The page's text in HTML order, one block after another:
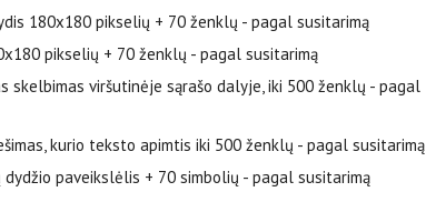
180x180 pikselių + 70 ženklų - pagal susitarimą
pikselių + 70 ženklų - pagal susitarimą
skelbimas viršutinėje sąrašo dalyje, iki 500 ženklų - pagal
kurio teksto apimtis iki 500 ženklų - pagal susitarimą
paveikslėlis + 70 simbolių - pagal susitarimą